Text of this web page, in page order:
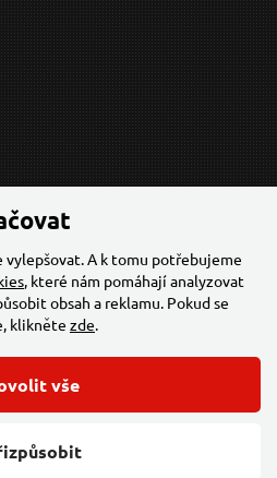
cookies
vylepšovat. A k tomu potřebujeme
, které nám pomáhají analyzovat
obsah a reklamu. Pokud se
klikněte zde.
vše